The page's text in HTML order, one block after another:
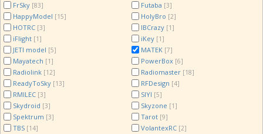
FrSky [83] Futaba [3]
HappyModel [15] HolyBro [2]
HOTRC [3] IBCrazy [1]
iFlight [1] iKey [1]
JETI model [5] MATEK [7]
Mayatech [1] PowerBox [6]
Radiolink [12] Radiomaster [18]
ReadyToSky [13] RFDesign [4]
RMILEC [3] SIYI [5]
Skydroid [3] Skyzone [1]
Spektrum [3] Tarot [9]
TBS [14] VolantexRC [2]